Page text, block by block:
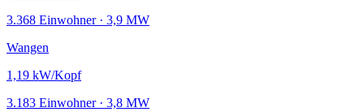
3.368 Einwohner · 3,9 MW
Wangen
1,19 kW/Kopf
3.183 Einwohner · 3,8 MW